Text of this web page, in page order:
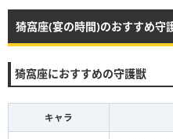
猗窩座(宴の時間)のおすすめ守
猗窩座におすすめの守護獣
キャラ